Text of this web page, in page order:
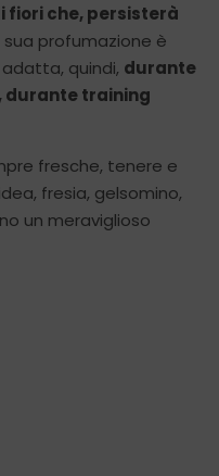
fiori che, persisterà
sua profumazione è
adatta, quindi, durante
durante training
fresche, tenere e
fresia, gelsomino,
un meraviglioso